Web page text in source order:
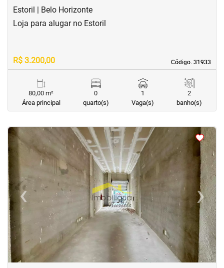
Estoril | Belo Horizonte
Código. 31933
Código. 31933
Loja para alugar no Estoril
R$ 3.200,00
80,00 m²
Área principal
0
quarto(s)
1
Vaga(s)
2
banho(s)
<<
‹Previous ›
Next